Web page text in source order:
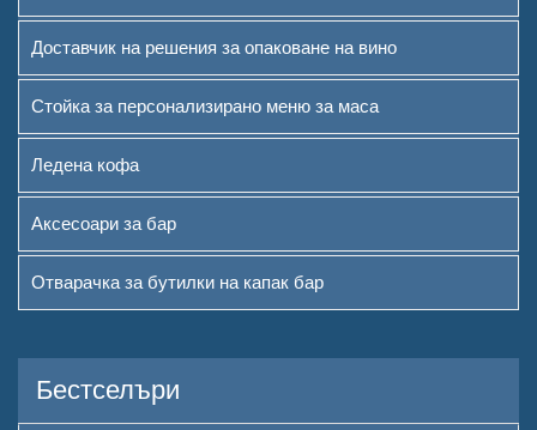
Доставчик на решения за опаковане на вино
Стойка за персонализирано меню за маса
Ледена кофа
Аксесоари за бар
Отварачка за бутилки на капак бар
Бестселъри